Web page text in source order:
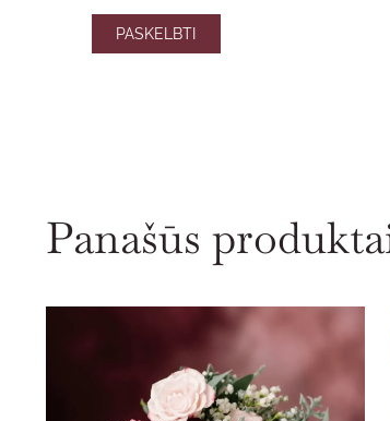
Panašūs